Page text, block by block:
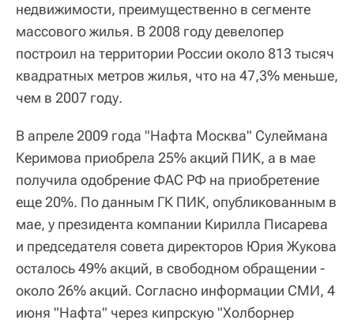
недвижимости, преимущественно в сегменте
массового жилья. В 2008 году девелопер
построил на территории России около 813 тысяч
квадратных метров жилья, что на 47,3% меньше,
чем в 2007 году.
В апреле 2009 года "Нафта Москва" Сулеймана
Керимова приобрела 25% акций ПИК, а в мае
получила одобрение ФАС РФ на приобретение
еще 20%. По данным ГК ПИК, опубликованным в
мае, у президента компании Кирилла Писарева
и председателя совета директоров Юрия Жукова
осталось 49% акций, в свободном обращении -
около 26% акций. Согласно информации СМИ, 4
июня "Нафта" через кипрскую "Холборнер